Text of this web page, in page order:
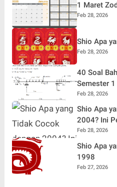
1 Maret
Feb 28, 2026
Shio Apa
Feb 28, 2026
40 Soal
Semester
Terlengkap
Feb 28, 2026
Shio Apa
2004? Ini
Feb 28, 2026
Shio Apa
1998
Feb 27, 2026